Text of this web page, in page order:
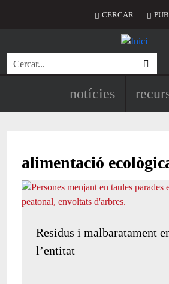
Menú del
CERCAR
Cerca
Navegació
notícies
alimentació
Residus i malbaratament
l’entitat